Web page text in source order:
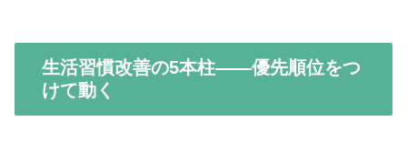
生活習慣改善の5本柱——優先順位をつ
けて動く